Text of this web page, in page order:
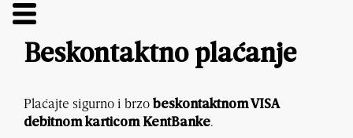
Beskontaktno plaćanje
Plaćajte sigurno i brzo beskontaktnom VISA
debitnom karticom KentBanke.